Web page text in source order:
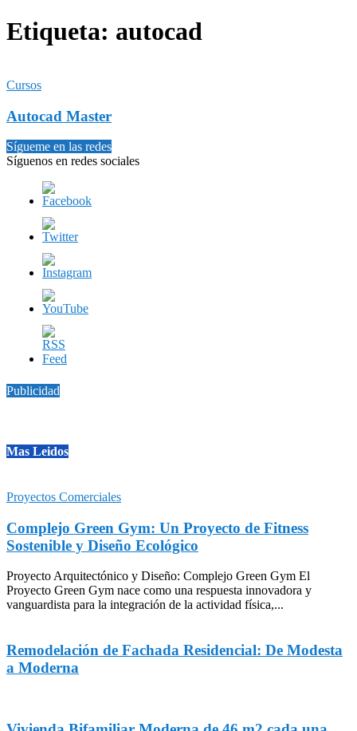
Etiqueta: autocad
Cursos
Autocad Master
Sígueme en las redes
Síguenos en redes sociales
Publicidad
Mas Leidos
Proyectos Comerciales
Complejo Green Gym: Un Proyecto de Fitness
Sostenible y Diseño Ecológico
Proyecto Arquitectónico y Diseño: Complejo Green Gym El
Proyecto Green Gym nace como una respuesta innovadora y
vanguardista para la integración de la actividad física,...
Remodelación de Fachada Residencial: De Modesta
a Moderna